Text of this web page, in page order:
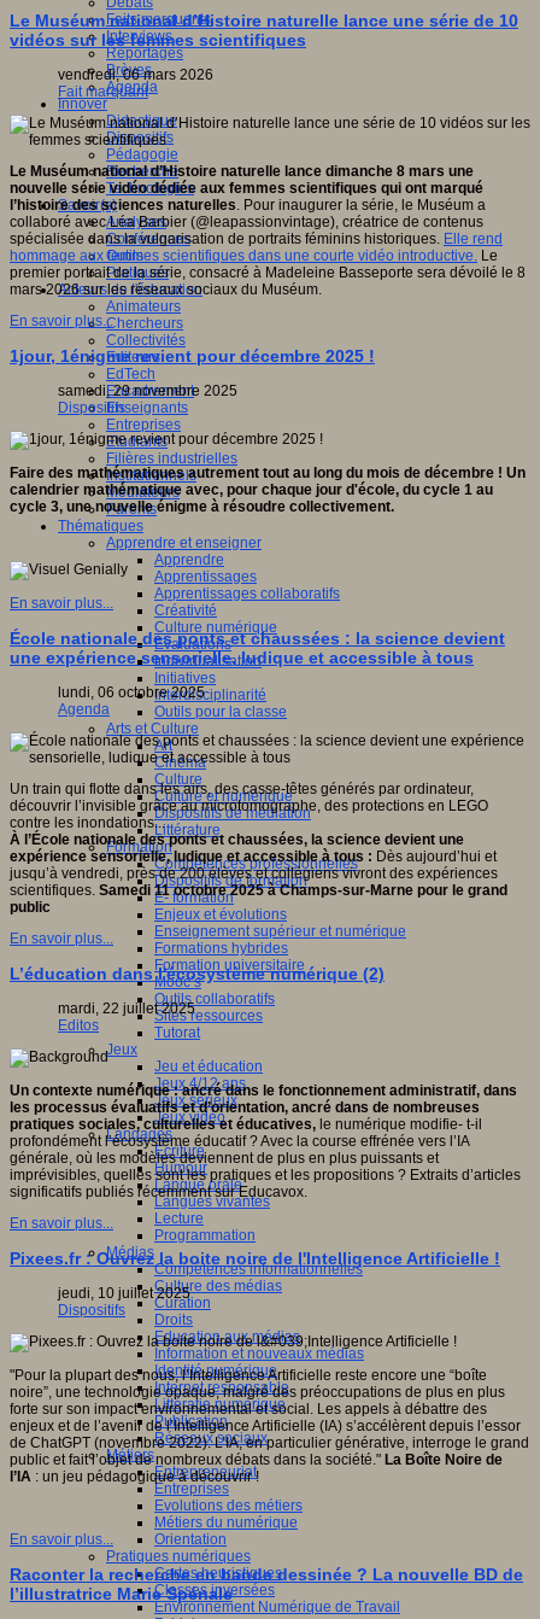
Faits marquants
Interviews
Reportages
Brèves
Agenda
Innover
Didactique
Dispositifs
Pédagogie
Recherche
Technologies
Savoir(s)
Analyses
Conférences
Outils
Pratiques
Acteurs de l'éducation
Animateurs
Chercheurs
Collectivités
Editeurs
EdTech
Encadrement
Enseignants
Entreprises
Etudiants
Filières industrielles
Institutionnels
Médiateurs
Parents
Thématiques
Apprendre et enseigner
Apprendre
Apprentissages
Apprentissages collaboratifs
Créativité
Culture numérique
Evaluations
Individualisation
Initiatives
Interdisciplinarité
Outils pour la classe
Arts et Culture
Art
Cinéma
Culture
Culture et numérique
Dispositifs de médiation
Littérature
Formation
Compétences professionnelles
Dispositifs de formation
E- formation
Enjeux et évolutions
Enseignement supérieur et numérique
Formations hybrides
Formation universitaire
Mooc’s
Outils collaboratifs
Sites ressources
Tutorat
Jeux
Jeu et éducation
Jeux 4/12 ans
Jeux sérieux
Jeux vidéo
Langages
Ecriture
Humour
Langue orale
Langues vivantes
Lecture
Programmation
Médias
Compétences informationnelles
Culture des médias
Curation
Droits
Education aux médias
Information et nouveaux médias
Identité numérique
Internet responsable
Littératie numérique
Publication
Réseaux sociaux
Métiers
Entrepreneuriat
Entreprises
Evolutions des métiers
Métiers du numérique
Orientation
Pratiques numériques
Cartes heuristiques
Classes inversées
Environnement Numérique de Travail
Le Muséum national d’Histoire naturelle lance une série de 10
vidéos sur les femmes scientifiques
vendredi, 06 mars 2026
Fait marquant
Le Muséum national d’Histoire naturelle lance dimanche 8 mars une
nouvelle série vidéo dédiée aux femmes scientifiques qui ont marqué
l’histoire des sciences naturelles. Pour inaugurer la série, le Muséum a
collaboré avec Léa Barbier (@leapassionvintage), créatrice de contenus
spécialisée dans la vulgarisation de portraits féminins historiques. Elle rend
hommage aux femmes scientifiques dans une courte vidéo introductive. Le
premier portrait de la série, consacré à Madeleine Basseporte sera dévoilé le 8
mars 2026 sur les réseaux sociaux du Muséum.
En savoir plus...
1jour, 1énigme revient pour décembre 2025 !
samedi, 29 novembre 2025
Dispositifs
Faire des mathématiques autrement tout au long du mois de décembre ! Un
calendrier mathématique avec, pour chaque jour d'école, du cycle 1 au
cycle 3, une nouvelle énigme à résoudre collectivement.
En savoir plus...
École nationale des ponts et chaussées : la science devient
une expérience sensorielle, ludique et accessible à tous
lundi, 06 octobre 2025
Agenda
Un train qui flotte dans les airs, des casse-têtes générés par ordinateur,
découvrir l’invisible grâce au microtomographe, des protections en LEGO
contre les inondations...
À l’École nationale des ponts et chaussées, la science devient une
expérience sensorielle, ludique et accessible à tous : Dès aujourd’hui et
jusqu’à vendredi, près de 200 élèves et collégiens vivront des expériences
scientifiques. Samedi 11 octobre 2025 à Champs-sur-Marne pour le grand
public
En savoir plus...
L’éducation dans l'écosystème numérique (2)
mardi, 22 juillet 2025
Editos
Un contexte numérique : ancré dans le fonctionnement administratif, dans
les processus évaluatifs et d’orientation, ancré dans de nombreuses
pratiques sociales, culturelles et éducatives, le numérique modifie- t-il
profondément l’écosystème éducatif ? Avec la course effrénée vers l’IA
générale, où les modèles deviennent de plus en plus puissants et
imprévisibles, quelles sont les pratiques et les propositions ? Extraits d’articles
significatifs publiés récemment sur Educavox.
En savoir plus...
Pixees.fr : Ouvrez la boite noire de l'Intelligence Artificielle !
jeudi, 10 juillet 2025
Dispositifs
"Pour la plupart des nous, l’Intelligence Artificielle reste encore une “boîte
noire”, une technologie opaque, malgré des préoccupations de plus en plus
forte sur son impact environnemental et social. Les appels à débattre des
enjeux et de l’avenir de l’Intelligence Artificielle (IA) s’accélèrent depuis l’essor
de ChatGPT (novembre 2022). L’IA, en particulier générative, interroge le grand
public et fait l’objet de nombreux débats dans la société." La Boîte Noire de
l’IA : un jeu pédagogique à découvrir !
En savoir plus...
Raconter la recherche en bande dessinée ? La nouvelle BD de
l’illustratrice Marie Spénale